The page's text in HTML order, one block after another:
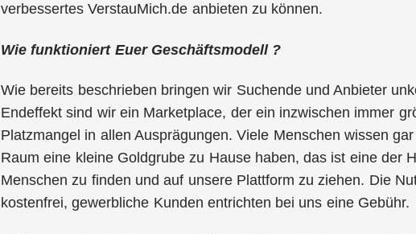
verbessertes VerstauMich.de anbieten zu können.
Wie funktioniert Euer Geschäftsmodell ?
Wie bereits beschrieben bringen wir Suchende und Anbieter
Endeffekt sind wir ein Marketplace, der ein inzwischen immer
Platzmangel in allen Ausprägungen. Viele Menschen wissen
Raum eine kleine Goldgrube zu Hause haben, das ist eine der
Menschen zu finden und auf unsere Plattform zu ziehen. Die
kostenfrei, gewerbliche Kunden entrichten bei uns eine Gebühr.